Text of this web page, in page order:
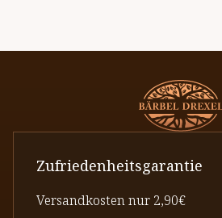
Zufriedenheitsgarantie
Versandkosten nur 2,90€